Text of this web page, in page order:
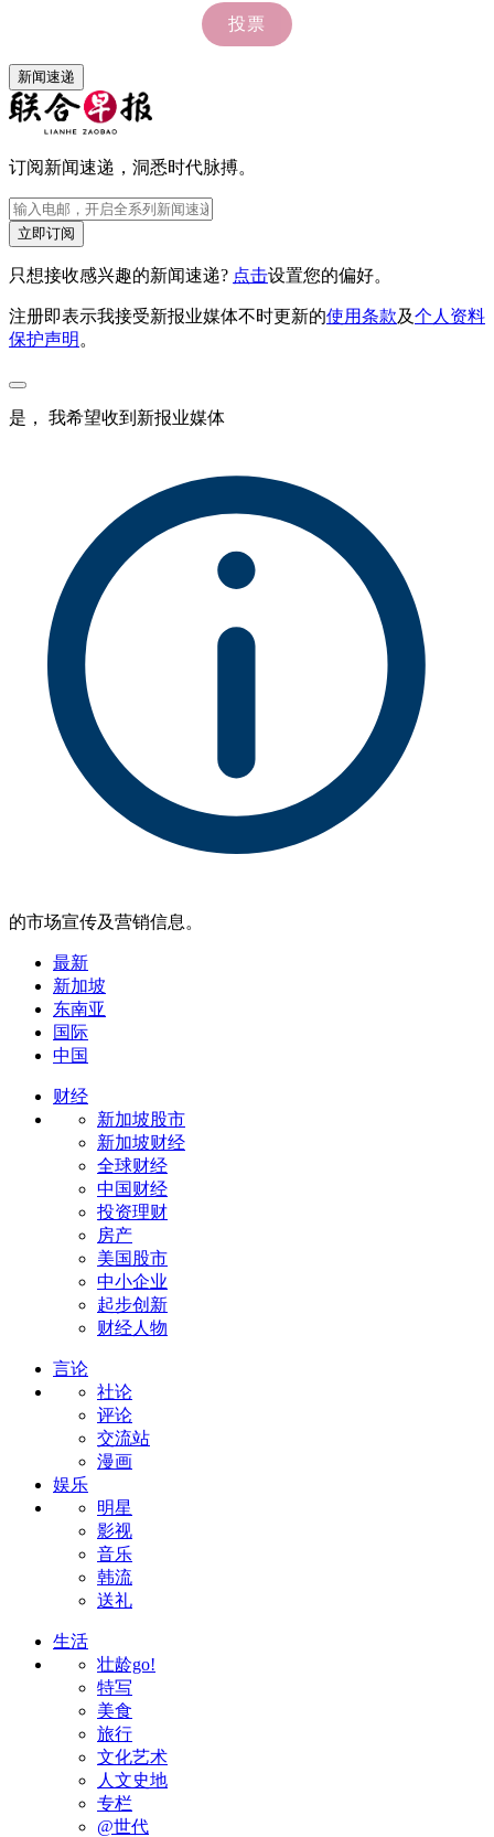
新闻速递
订阅新闻速递，洞悉时代脉搏。
立即订阅
只想接收感兴趣的新闻速递? 点击设置您的偏好。
注册即表示我接受新报业媒体不时更新的使用条款及个人资料
保护声明 。
是， 我希望收到新报业媒体
的市场宣传及营销信息。
最新
新加坡
东南亚
国际
中国
财经
新加坡股市
新加坡财经
全球财经
中国财经
投资理财
房产
美国股市
中小企业
起步创新
财经人物
言论
社论
评论
交流站
漫画
娱乐
明星
影视
音乐
韩流
送礼
生活
壮龄go!
特写
美食
旅行
文化艺术
人文史地
专栏
@世代